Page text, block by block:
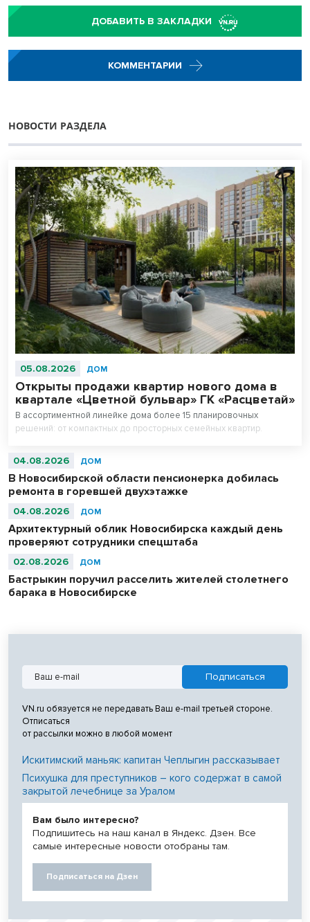
ДОБАВИТЬ В ЗАКЛАДКИ
КОММЕНТАРИИ
НОВОСТИ РАЗДЕЛА
05.08.2026 ДОМ
Открыты продажи квартир нового дома в
квартале «Цветной бульвар» ГК «Расцветай»
В ассортиментной линейке дома более 15 планировочных
решений: от компактных до просторных семейных квартир.
04.08.2026 ДОМ
В Новосибирской области пенсионерка добилась
ремонта в горевшей двухэтажке
04.08.2026 ДОМ
Архитектурный облик Новосибирска каждый день
проверяют сотрудники спецштаба
02.08.2026 ДОМ
Бастрыкин поручил расселить жителей столетнего
барака в Новосибирске
VN.ru обязуется не передавать Ваш e-mail третьей стороне.
Отписаться
от рассылки можно в любой момент
Искитимский маньяк: капитан Чеплыгин рассказывает
Психушка для преступников – кого содержат в самой
закрытой лечебнице за Уралом
Вам было интересно?
Подпишитесь на наш канал в Яндекс. Дзен. Все
самые интересные новости отобраны там.
Подписаться на Дзен